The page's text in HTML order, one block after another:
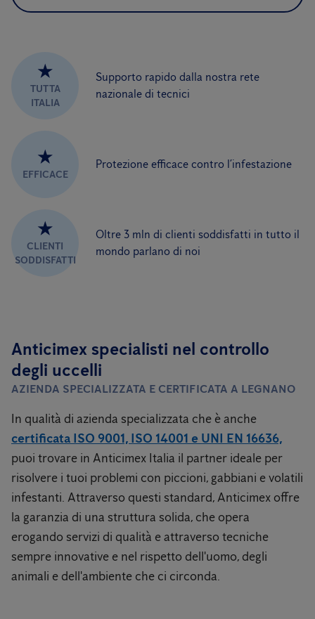
★
TUTTA
ITALIA
Supporto rapido dalla nostra rete
nazionale di tecnici
★
EFFICACE
Protezione efficace contro l’infestazione
★
CLIENTI
SODDISFATTI
Oltre 3 mln di clienti soddisfatti in tutto il
mondo parlano di noi
Anticimex specialisti nel controllo
degli uccelli
AZIENDA SPECIALIZZATA E CERTIFICATA A LEGNANO
In qualità di azienda specializzata che è anche
certificata ISO 9001, ISO 14001 e UNI EN 16636,
puoi trovare in Anticimex Italia il partner ideale per
risolvere i tuoi problemi con piccioni, gabbiani e volatili
infestanti. Attraverso questi standard, Anticimex offre
la garanzia di una struttura solida, che opera
erogando servizi di qualità e attraverso tecniche
sempre innovative e nel rispetto dell'uomo, degli
animali e dell'ambiente che ci circonda.